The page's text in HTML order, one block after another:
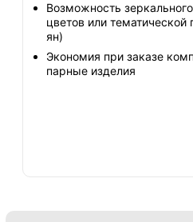
Возможность
цветов или
ян)
Экономия при заказе
парные изделия